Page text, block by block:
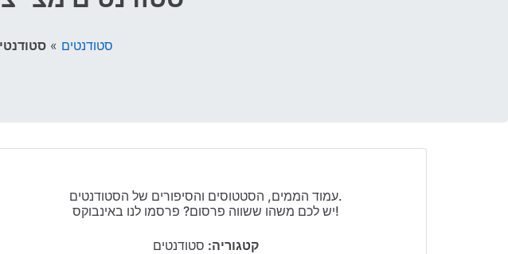
סטודנטים »
עמוד הממים, הסטטוסים והסיפורים של הסטודנטים.
יש לכם משהו ששווה פרסום? פרסמו לנו באינבוקס!
קטגוריה: סטודנטים